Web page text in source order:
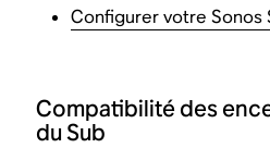
Configurer votre Sonos
Compatibilité des
du Sub